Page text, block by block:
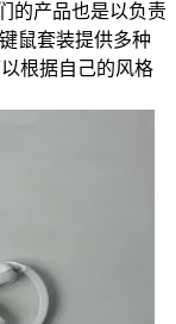
的产品也是以负责
鼠套装提供多种
根据自己的风格